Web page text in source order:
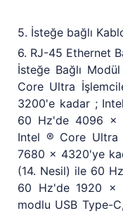
5. İsteğe bağlı
6. RJ-45 Ethernet
İsteğe Bağlı
Core Ultra
3200'e kadar ;
60 Hz'de 4096 x
Intel ® Core Ultra
7680 x 4320'ye
(14. Nesil) ile 60
60 Hz'de 1920 x
modlu USB Type-